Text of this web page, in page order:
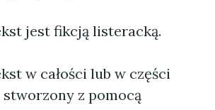
jest fikcją listeracką.
w całości lub w części
stworzony z pomocą